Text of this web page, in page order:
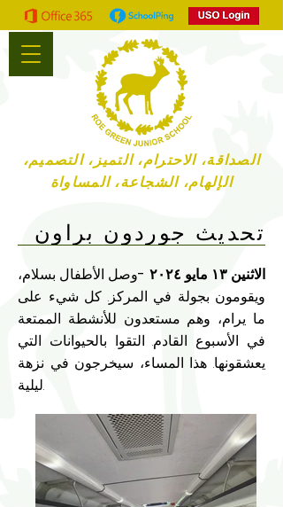
الصداقة، الاحترام، التميز، التصميم،
الإلهام، الشجاعة، المساواة
تحديث جوردون براون
الاثنين ١٣ مايو ٢٠٢٤ -
وصل الأطفال بسلام،
ويقومون بجولة في المركز. كل شيء على
ما يرام، وهم مستعدون للأنشطة الممتعة
في الأسبوع القادم. التقوا بالحيوانات التي
يعشقونها. هذا المساء، سيخرجون في نزهة
ليلية.